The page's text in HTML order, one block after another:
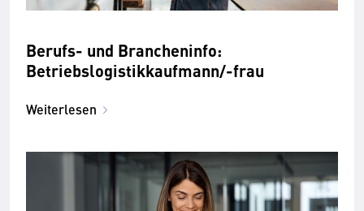
Berufs- und Brancheninfo:
Betriebslogistikkaufmann/-frau
Weiterlesen